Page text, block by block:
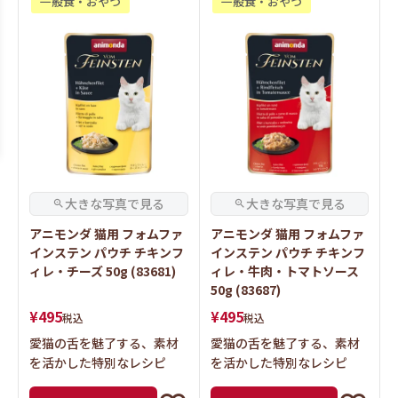
アニモンダ 猫用 フォムファ
インステン パウチ チキンフ
ィレ・チーズ 50g (83681)
¥495税込
愛猫の舌を魅了する、素材
を活かした特別なレシピ
アニモンダ 猫用 フォムファ
インステン パウチ チキンフ
ィレ・牛肉・トマトソース
50g (83687)
¥495税込
愛猫の舌を魅了する、素材
を活かした特別なレシピ